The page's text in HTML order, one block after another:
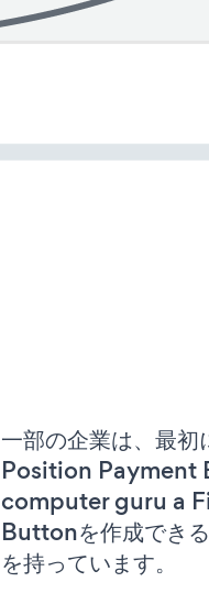
一部の企業は、最
Position Payment
computer guru a
Buttonを作成でき
を持っています。